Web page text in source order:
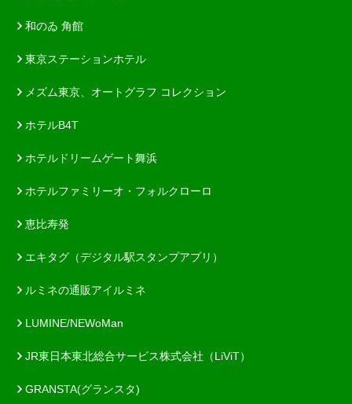
和のゐ 角館
東京ステーションホテル
メズム東京、オートグラフ コレクション
ホテルB4T
ホテルドリームゲート舞浜
ホテルファミリーオ・フォルクローロ
恵比寿発
エキタグ（デジタル駅スタンプアプリ）
ルミネの通販アイルミネ
LUMINE/NEWoMan
JR東日本東北総合サービス株式会社（LiViT）
GRANSTA(グランスタ)